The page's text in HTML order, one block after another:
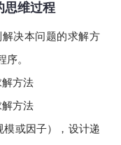
思维过程
决本问题的求解方
。
方法
方法
或因子），设计递